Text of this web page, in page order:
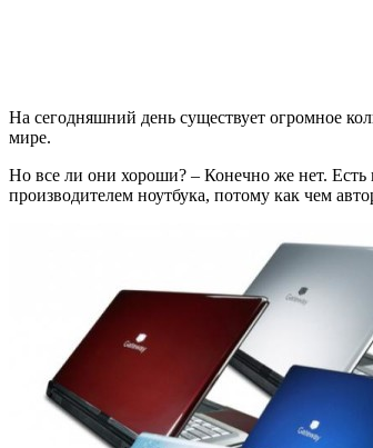
На сегодняшний день существует огромное
мире.
Но все ли они хороши? – Конечно же нет. Есть
производителем ноутбука, потому как чем